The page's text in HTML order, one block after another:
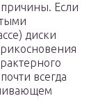
Если
диски
всегда